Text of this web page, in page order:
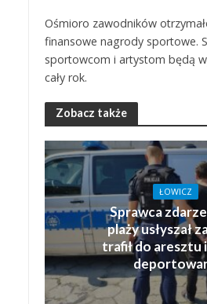
Ośmioro zawodników
finansowe nagrody sportowe.
sportowcom i artystom będą
cały rok.
Zobacz także
ŁOWICZ
Sprawca
plaży usłyszał
trafił do aresztu